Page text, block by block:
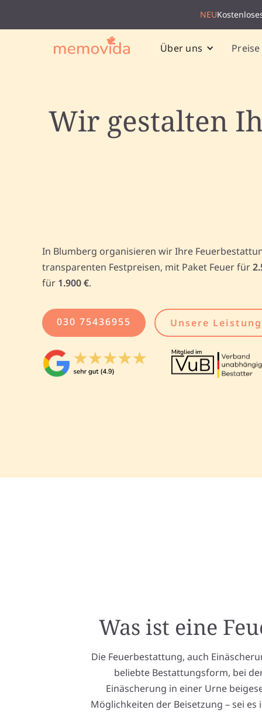
NEU
Über uns Preise
Wir gestalten
In Blumberg organisieren wir Ihre
transparenten Festpreisen, mit Paket Feuer für
für 1.900 €.
030 75436955 Unsere
Was ist eine
Die Feuerbestattung, auch
beliebte Bestattungsform, bei
Einäscherung in einer Urne
Möglichkeiten der Beisetzung – sei